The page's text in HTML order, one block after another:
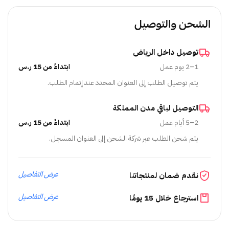
الشحن والتوصيل
توصيل داخل الرياض
1–2 يوم عمل
ابتداءً من 15 ر.س
يتم توصيل الطلب إلى العنوان المحدد عند إتمام الطلب.
التوصيل لباقي مدن المملكة
2–5 أيام عمل
ابتداءً من 15 ر.س
يتم شحن الطلب عبر شركة الشحن إلى العنوان المسجل.
نقدم ضمان لمنتجاتنا عرض التفاصيل
استرجاع خلال 15 يومًا عرض التفاصيل